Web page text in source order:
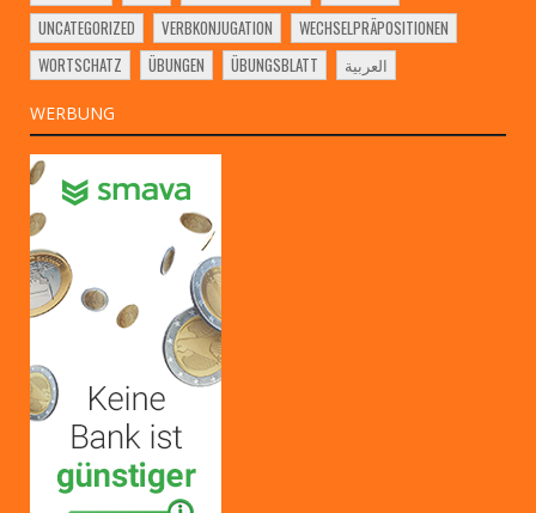
UNCATEGORIZED
VERBKONJUGATION
WECHSELPRÄPOSITIONEN
WORTSCHATZ
ÜBUNGEN ÜBUNGSBLATT العربية
WERBUNG